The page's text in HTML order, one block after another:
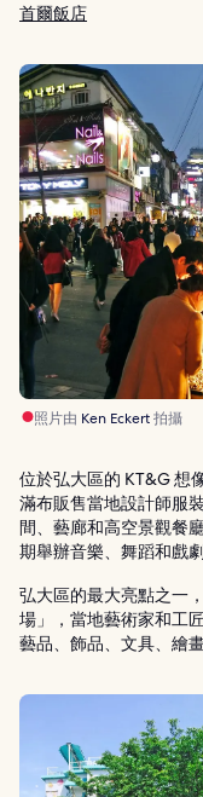
首爾飯店
照片由 Ken Eckert拍攝
位於弘大區的 KT&G 想
滿布販售當地設計師服
間、藝廊和高空景觀餐
期舉辦音樂、舞蹈和戲劇
弘大區的最大亮點之一
場」，當地藝術家和工
藝品、飾品、文具、繪畫